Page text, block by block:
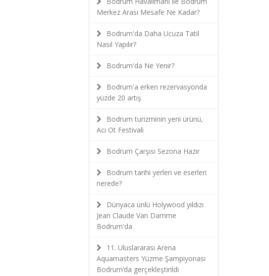
Merkez Arası Mesafe Ne Kadar?
Bodrum'da Daha Ucuza Tatil
Nasıl Yapılır?
Bodrum'da Ne Yenir?
Bodrum'a erken rezervasyonda
yüzde 20 artış
Bodrum turizminin yeni ürünü,
Acı Ot Festivali
Bodrum Çarşısı Sezona Hazır
Bodrum tarihi yerleri ve eserleri
nerede?
Dünyaca ünlü Holywood yıldızı
Jean Claude Van Damme
Bodrum'da
11. Uluslararası Arena
Aquamasters Yüzme Şampiyonası
Bodrum’da gerçekleştirildi